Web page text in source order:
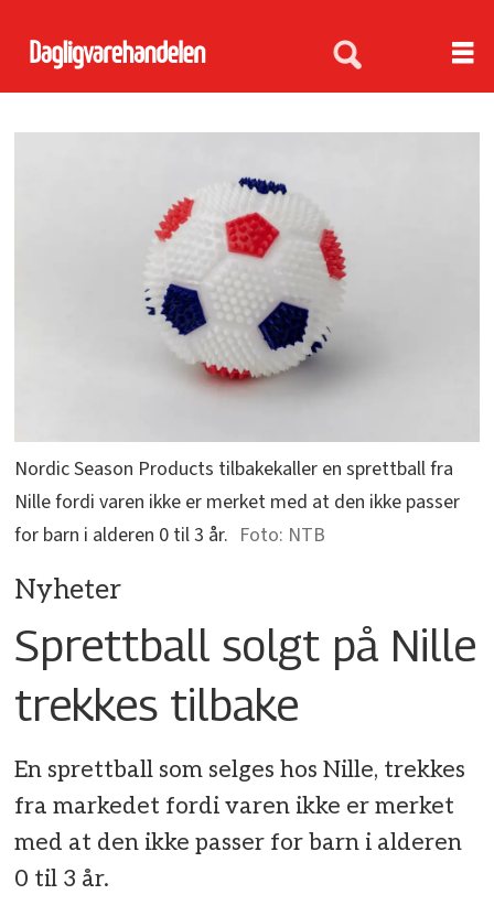
Nordic Season Products tilbakekaller en sprettball fra
Nille fordi varen ikke er merket med at den ikke passer
for barn i alderen 0 til 3 år.
NTB
Nyheter
Sprettball solgt på Nille
trekkes tilbake
En sprettball som selges hos Nille, trekkes
fra markedet fordi varen ikke er merket
med at den ikke passer for barn i alderen
0 til 3 år.